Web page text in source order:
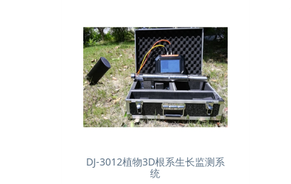
DJ-3012植物3D根系生长监测系
统